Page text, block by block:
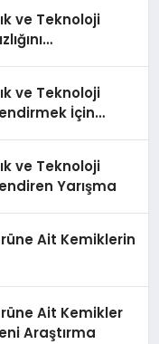
ve Teknoloji
ve Teknoloji
İçin
ve Teknoloji
Yarışma
Ait Kemiklerin
Ait Kemikler
Araştırma